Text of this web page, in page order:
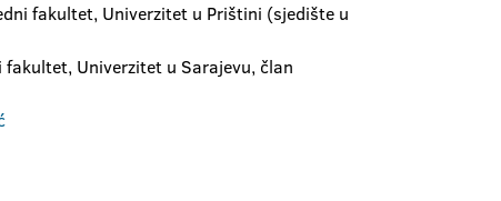
fakultet, Univerzitet u Prištini (sjedište u
Univerzitet u Sarajevu, član